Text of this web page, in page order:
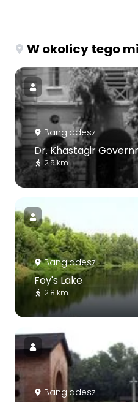
W okolicy tego
Bangladesz
Dr. Khastagir
2.5 km
Bangladesz
Foy's Lake
2.8 km
Bangladesz